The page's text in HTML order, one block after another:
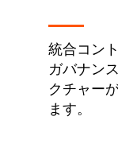
統合コン
ガバナン
クチャー
ます。